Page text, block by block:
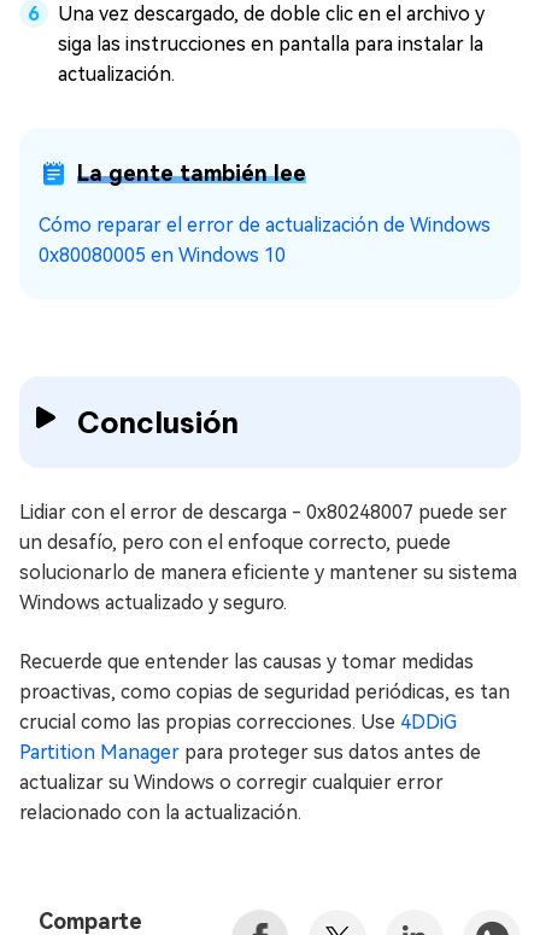
Una vez descargado, de doble clic en el archivo y
siga las instrucciones en pantalla para instalar la
actualización.
La gente también lee
Cómo reparar el error de actualización de Windows
0x80080005 en Windows 10
Conclusión
Lidiar con el error de descarga - 0x80248007 puede ser
un desafío, pero con el enfoque correcto, puede
solucionarlo de manera eficiente y mantener su sistema
Windows actualizado y seguro.
Recuerde que entender las causas y tomar medidas
proactivas, como copias de seguridad periódicas, es tan
crucial como las propias correcciones. Use 4DDiG
Partition Manager para proteger sus datos antes de
actualizar su Windows o corregir cualquier error
relacionado con la actualización.
Comparte